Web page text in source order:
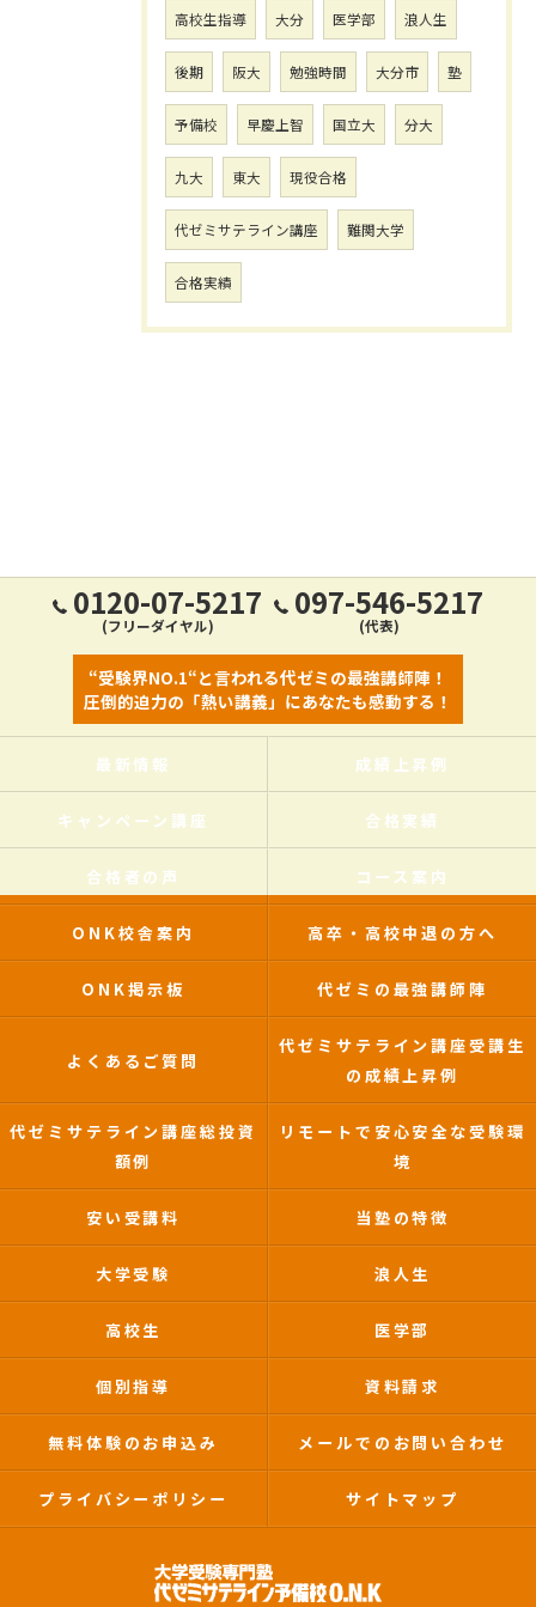
高校生指導 大分 医学部 浪人生
後期 阪大 勉強時間 大分市 塾
予備校 早慶上智 国立大 分大
九大 東大 現役合格
代ゼミサテライン講座 難関大学
合格実績
0120-07-5217
(フリーダイヤル)
097-546-5217
(代表)
“受験界NO.1“と言われる代ゼミの最強講師陣！
圧倒的迫力の「熱い講義」にあなたも感動する！
最新情報 成績上昇例
キャンペーン講座 合格実績
合格者の声 コース案内
ONK校舎案内 高卒・高校中退の方へ
ONK掲示板 代ゼミの最強講師陣
よくあるご質問
代ゼミサテライン講座受講生
の成績上昇例
代ゼミサテライン講座総投資
額例
リモートで安心安全な受験環
境
安い受講料 当塾の特徴
大学受験 浪人生
高校生 医学部
個別指導 資料請求
無料体験のお申込み メールでのお問い合わせ
プライバシーポリシー サイトマップ